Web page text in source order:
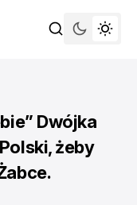
Dwójka
żeby